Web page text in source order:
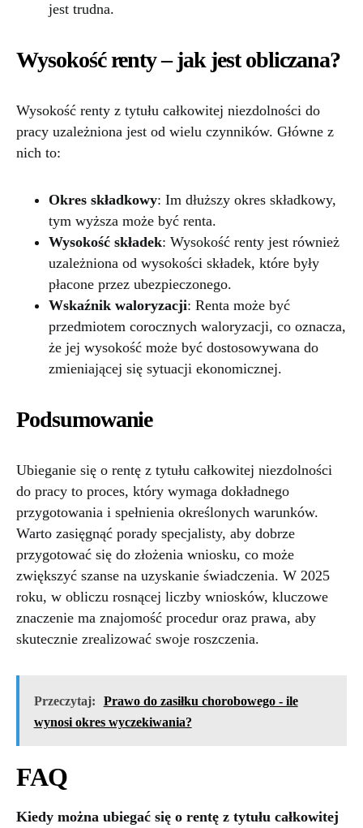
jest trudna.
Wysokość renty – jak jest obliczana?
Wysokość renty z tytułu całkowitej niezdolności do
pracy uzależniona jest od wielu czynników. Główne z
nich to:
Okres składkowy: Im dłuższy okres składkowy,
tym wyższa może być renta.
Wysokość składek: Wysokość renty jest również
uzależniona od wysokości składek, które były
płacone przez ubezpieczonego.
Wskaźnik waloryzacji: Renta może być
przedmiotem corocznych waloryzacji, co oznacza,
że jej wysokość może być dostosowywana do
zmieniającej się sytuacji ekonomicznej.
Podsumowanie
Ubieganie się o rentę z tytułu całkowitej niezdolności
do pracy to proces, który wymaga dokładnego
przygotowania i spełnienia określonych warunków.
Warto zasięgnąć porady specjalisty, aby dobrze
przygotować się do złożenia wniosku, co może
zwiększyć szanse na uzyskanie świadczenia. W 2025
roku, w obliczu rosnącej liczby wniosków, kluczowe
znaczenie ma znajomość procedur oraz prawa, aby
skutecznie zrealizować swoje roszczenia.
Przeczytaj:
Prawo do zasiłku chorobowego - ile
wynosi okres wyczekiwania?
FAQ
Kiedy można ubiegać się o rentę z tytułu całkowitej